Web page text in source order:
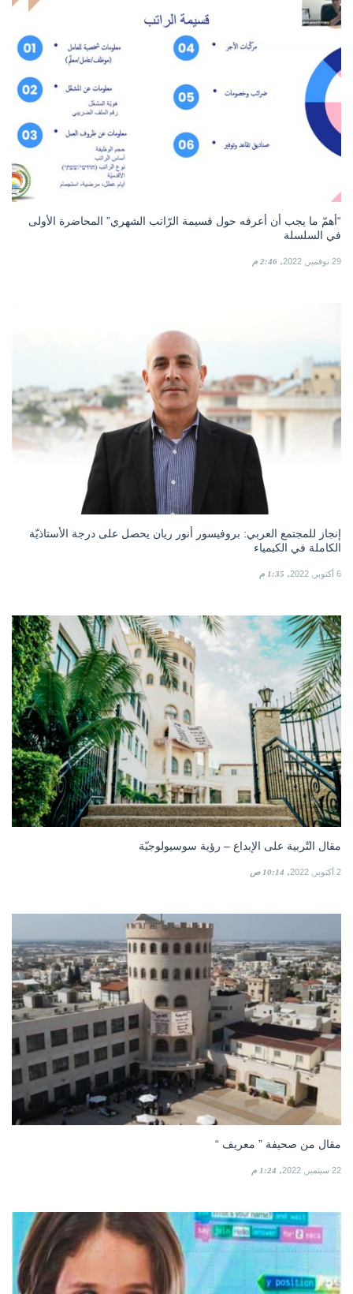
“أهمّ ما يجب أن أعرفه حول قسيمة الرّاتب الشهري” المحاضرة الأولى
في السلسلة
29 نوفمبر, 2022 2:46 م
إنجاز للمجتمع العربي: بروفيسور أنور ريان يحصل على درجة الأستاذيّة
الكاملة في الكيمياء
6 أكتوبر, 2022 1:35 م
مقال التّربية على الإبداع – رؤية سوسيولوجيّة
2 أكتوبر, 2022 10:14 ص
مقال من صحيفة ” معريف “
22 سبتمبر, 2022 1:24 م